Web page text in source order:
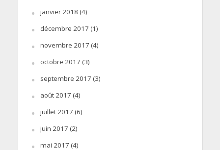
janvier 2018 (4)
décembre 2017 (1)
novembre 2017 (4)
octobre 2017 (3)
septembre 2017 (3)
août 2017 (4)
juillet 2017 (6)
juin 2017 (2)
mai 2017 (4)